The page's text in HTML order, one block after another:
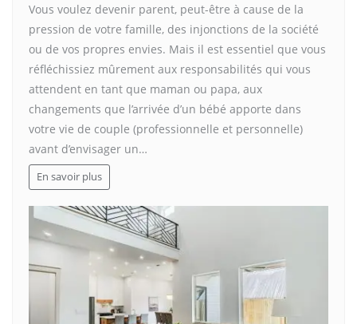
Vous voulez devenir parent, peut-être à cause de la
pression de votre famille, des injonctions de la société
ou de vos propres envies. Mais il est essentiel que vous
réfléchissiez mûrement aux responsabilités qui vous
attendent en tant que maman ou papa, aux
changements que l’arrivée d’un bébé apporte dans
votre vie de couple (professionnelle et personnelle)
avant d’envisager un…
En savoir plus